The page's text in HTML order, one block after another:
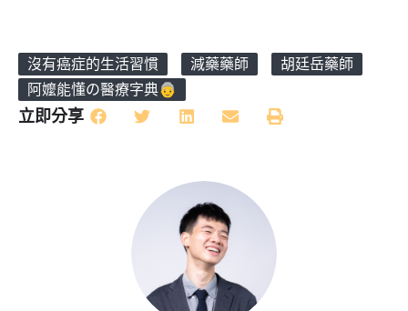
沒有癌症的生活習慣 減藥藥師
胡廷岳藥師
阿嬤能懂の醫療字典👵
立即分享